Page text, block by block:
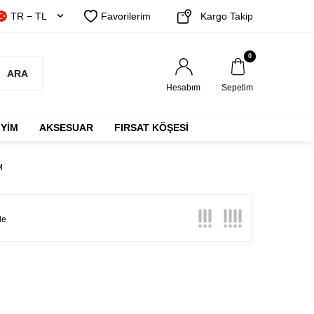
TR − TL Favorilerim Kargo Takip
ARA
Hesabım
0
Sepetim
AKSESUAR FIRSAT KÖŞESİ